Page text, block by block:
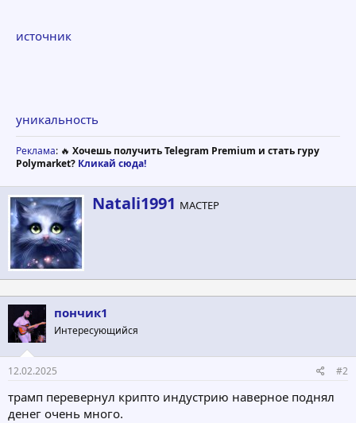
источник
уникальность
Реклама: 🔥 Хочешь получить Telegram Premium и стать гуру
Polymarket? Кликай сюда!
А
вNatali1991 МАСТЕР
пончик1
Интересующийся
12.02.2025 #2
трамп перевернул крипто индустрию наверное поднял
денег очень много.